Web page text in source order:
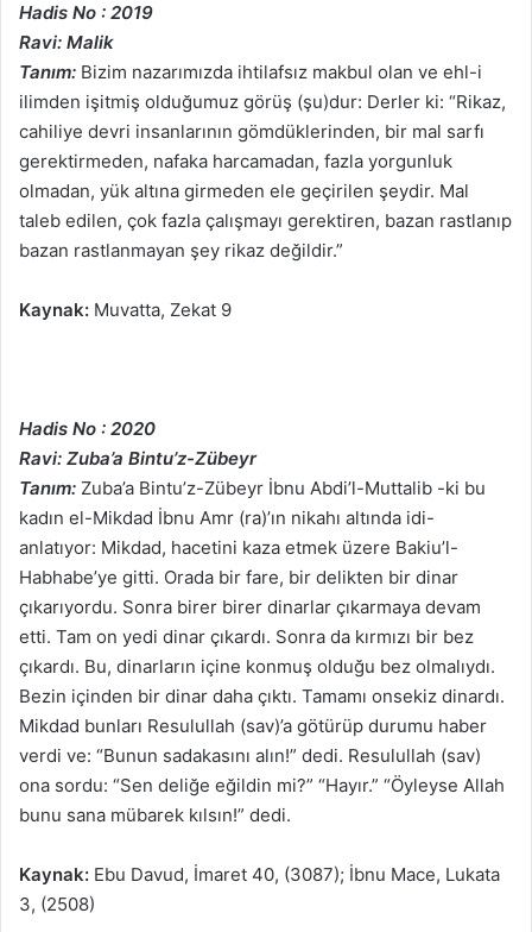
Hadis No : 2019
Ravi: Malik
Tanım: Bizim nazarımızda ihtilafsız makbul olan ve ehl-i
ilimden işitmiş olduğumuz görüş (şu)dur: Derler ki: “Rikaz,
cahiliye devri insanlarının gömdüklerinden, bir mal sarfı
gerektirmeden, nafaka harcamadan, fazla yorgunluk
olmadan, yük altına girmeden ele geçirilen şeydir. Mal
taleb edilen, çok fazla çalışmayı gerektiren, bazan rastlanıp
bazan rastlanmayan şey rikaz değildir.”
Kaynak: Muvatta, Zekat 9
Hadis No : 2020
Ravi: Zuba’a Bintu’z-Zübeyr
Tanım: Zuba’a Bintu’z-Zübeyr İbnu Abdi’l-Muttalib -ki bu
kadın el-Mikdad İbnu Amr (ra)’ın nikahı altında idi-
anlatıyor: Mikdad, hacetini kaza etmek üzere Bakiu’l-
Habhabe’ye gitti. Orada bir fare, bir delikten bir dinar
çıkarıyordu. Sonra birer birer dinarlar çıkarmaya devam
etti. Tam on yedi dinar çıkardı. Sonra da kırmızı bir bez
çıkardı. Bu, dinarların içine konmuş olduğu bez olmalıydı.
Bezin içinden bir dinar daha çıktı. Tamamı onsekiz dinardı.
Mikdad bunları Resulullah (sav)’a götürüp durumu haber
verdi ve: “Bunun sadakasını alın!” dedi. Resulullah (sav)
ona sordu: “Sen deliğe eğildin mi?” “Hayır.” “Öyleyse Allah
bunu sana mübarek kılsın!” dedi.
Kaynak: Ebu Davud, İmaret 40, (3087); İbnu Mace, Lukata
3, (2508)